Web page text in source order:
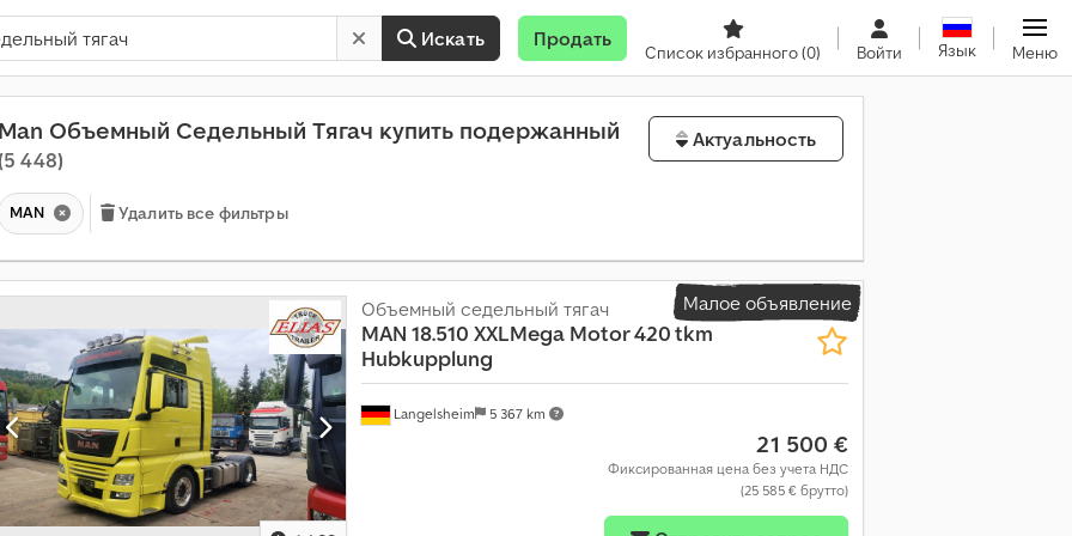
Искать Продать
Список избранного(0) Войти Язык Меню
Man Объемный Седельный Тягач купить подержанный
448)
Актуальность
MAN Удалить все фильтры
Малое объявление
Langelsheim 5 367 km
Объемный седельный тягач
MAN 18.510 XXLMega Motor 420 tkm
Hubkupplung
21 500 €
Фиксированная цена без учета НДС
(25 585 € брутто)